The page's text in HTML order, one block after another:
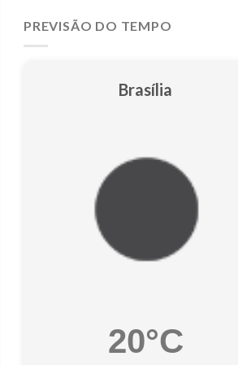
PREVISÃO DO TEMPO
Brasília
20°C